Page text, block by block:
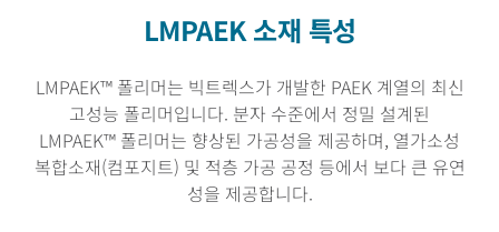
LMPAEK 소재 특성
LMPAEK™ 폴리머는 빅트렉스가 개발한 PAEK 계열의 최신
고성능 폴리머입니다. 분자 수준에서 정밀 설계된
LMPAEK™ 폴리머는 향상된 가공성을 제공하며, 열가소성
복합소재(컴포지트) 및 적층 가공 공정 등에서 보다 큰 유연
성을 제공합니다.